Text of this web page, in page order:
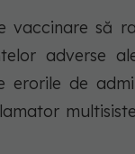
vaccinare să
adverse
erorile de